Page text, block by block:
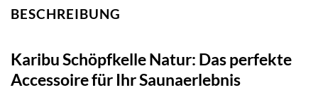
BESCHREIBUNG
Karibu Schöpfkelle Natur: Das perfekte
Accessoire für Ihr Saunaerlebnis